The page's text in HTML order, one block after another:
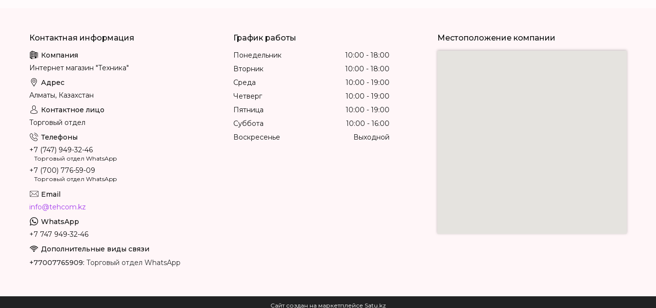
Интернет магазин "Техника"
Алматы, Казахстан
Торговый отдел
+7 (747) 949-32-46
Торговый отдел WhatsApp
+7 (700) 776-59-09
Торговый отдел WhatsApp
info@tehcom.kz
+7 747 949-32-46
+77007765909 Торговый отдел WhatsApp
График работы
Понедельник 10:00
18:00
Вторник
10:00
18:00
Среда
10:00
19:00
Четверг
10:00
19:00
Пятница
10:00
19:00
Суббота
10:00
16:00
Воскресенье
Выходной
Местоположение компании
Сайт создан на маркетплейсе Satu.kz